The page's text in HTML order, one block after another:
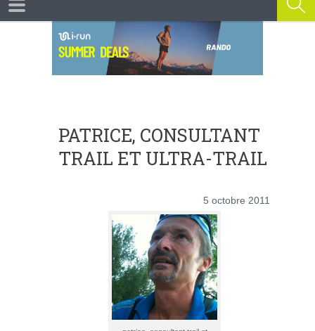
PATRICE, CONSULTANT
TRAIL ET ULTRA-TRAIL
5 octobre 2011